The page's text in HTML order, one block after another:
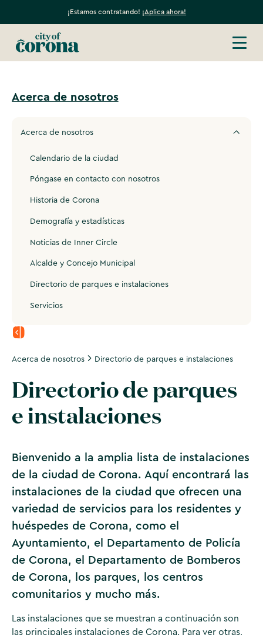
¡Estamos contratando! ¡Aplica ahora!
Acerca de nosotros
Acerca de nosotros
Calendario de la ciudad
Póngase en contacto con nosotros
Historia de Corona
Demografía y estadísticas
Noticias de Inner Circle
Alcalde y Concejo Municipal
Directorio de parques e instalaciones
Servicios
Acerca de nosotros Directorio de parques e instalaciones
Directorio de parques
e instalaciones
Bienvenido a la amplia lista de instalaciones
de la ciudad de Corona. Aquí encontrará las
instalaciones de la ciudad que ofrecen una
variedad de servicios para los residentes y
huéspedes de Corona, como el
Ayuntamiento, el Departamento de Policía
de Corona, el Departamento de Bomberos
de Corona, los parques, los centros
comunitarios y mucho más.
Las instalaciones que se muestran a continuación son
las principales instalaciones de Corona. Para ver otras,